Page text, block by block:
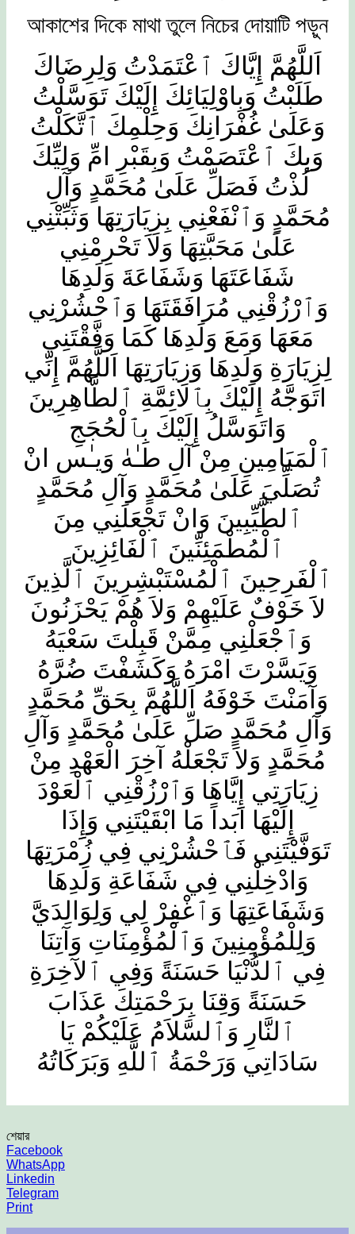
আকাশের দিকে মাথা তুলে নিচের দোয়াটি পড়ুন
اَللَّهُمَّ إِِيَّاكَ ٱعْتَمَدْتُ وَلِرِضَاكَ
طَلَبْتُ وَبِاوْلِيَائِكَ إِِلَيْكَ تَوَسَّلْتُ
وَعَلَىٰ غُفْرَانِكَ وَحِلْمِكَ ٱتَّكَلْتُ
وَبِكَ ٱعْتَصَمْتُ وَبِقَبْرِ امِّ وَلِيِّكَ
لُذْتُ فَصَلِّ عَلَىٰ مُحَمَّدٍ وَآلِ
مُحَمَّدٍ وَٱنْفَعْنِي بِزِيَارَتِهَا وَثَبِّتْنِي
عَلَىٰ مَحَبَّتِهَا وَلاَ تَحْرِمْنِي
شَفَاعَتَهَا وَشَفَاعَةَ وَلَدِهَا
وَٱرْزُقْنِي مُرَافَقَتَهَا وَٱحْشُرْنِي
مَعَهَا وَمَعَ وَلَدِهَا كَمَا وَفَّقْتَنِي
لِزِيَارَةِ وَلَدِهَا وَزِيَارَتِهَا اَللَّهُمَّ إِِنِّي
اتَوَجَّهُ إِِلَيْكَ بِٱلائِمَّةِ ٱلطَّاهِرِينَ
وَاتَوَسَّلُ إِِلَيْكَ بِٱلْحُجَجِ
ٱلْمَيَامِينِ مِنْ آلِ طـٰهٰ وَيـٰس انْ
تُصَلِّيَ عَلَىٰ مُحَمَّدٍ وَآلِ مُحَمَّدٍ
ٱلطَّيِّبِينَ وَانْ تَجْعَلَنِي مِنَ
ٱلْمُطْمَئِنِّينَ ٱلْفَائِزِينَ
ٱلْفَرِحِينَ ٱلْمُسْتَبْشِرِينَ ٱلَّذِينَ
لاََ خَوْفٌ عَلَيْهِمْ وَلاَ هُمْ يَحْزَنُونَ
وَٱجْعَلْنِي مِمَّنْ قَبِلْتَ سَعْيَهُ
وَيَسَّرْتَ امْرَهُ وَكَشَفْتَ ضُرَّهُ
وَآمَنْتَ خَوْفَهُ اَللَّهُمَّ بِحَقِّ مُحَمَّدٍ
وَآلِ مُحَمَّدٍ صَلِّ عَلَىٰ مُحَمَّدٍ وَآلِ
مُحَمَّدٍ وَلاَ تَجْعَلْهُ آخِرَ الْعَهْدِ مِنْ
زِيَارَتِي إِِيَّاهَا وَٱرْزُقْنِي ٱلْعَوْدَ
إِِلَيْهَا ابَداً مَا ابْقَيْتَنِي وَإِِذَا
تَوَفَّيْتَنِي فَٱحْشُرْنِي فِي زُمْرَتِهَا
وَادْخِلْنِي فِي شَفَاعَةِ وَلَدِهَا
وَشَفَاعَتِهَا وَٱغْفِرْ لِي وَلِوَالِدَيَّ
وَلِلْمُؤْمِنِينَ وَٱلْمُؤْمِنَاتِ وَآتِنَا
فِي ٱلدُّنْيَا حَسَنَةً وَفِي ٱلآخِرَةِ
حَسَنَةً وَقِنَا بِرَحْمَتِكَ عَذَابَ
ٱلنَّارِ وَٱلسَّلاَمُ عَلَيْكُمْ يَا
سَادَاتِي وَرَحْمَةُ ٱللَّهِ وَبَرَكَاتُهُ
শেয়ার
Facebook
WhatsApp
Linkedin
Telegram
Print